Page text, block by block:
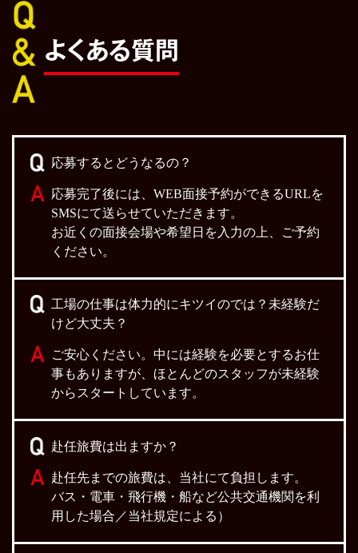
よくある質問
応募するとどうなるの？
応募完了後には、WEB面接予約ができるURLを
SMSにて送らせていただきます。
お近くの面接会場や希望日を入力の上、ご予約
ください。
工場の仕事は体力的にキツイのでは？未経験だ
けど大丈夫？
ご安心ください。中には経験を必要とするお仕
事もありますが、ほとんどのスタッフが未経験
からスタートしています。
赴任旅費は出ますか？
赴任先までの旅費は、当社にて負担します。
バス・電車・飛行機・船など公共交通機関を利
用した場合／当社規定による）